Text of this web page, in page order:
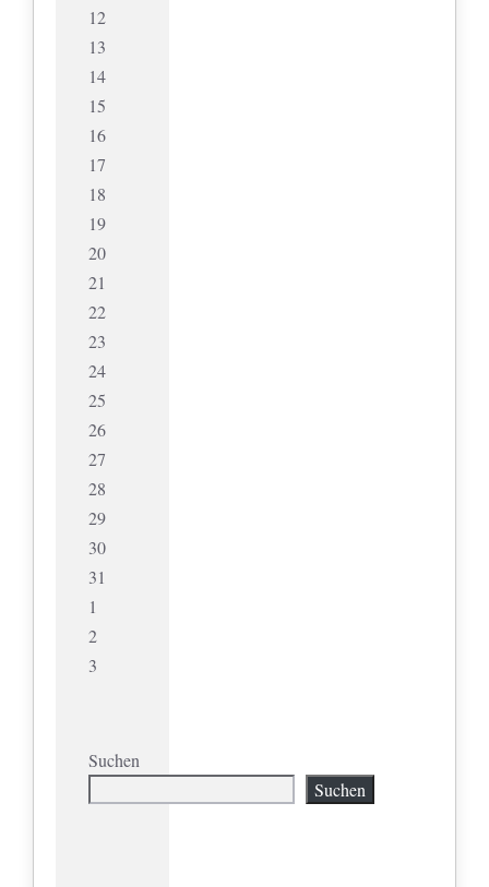
12
13
14
15
16
17
18
19
20
21
22
23
24
25
26
27
28
29
30
31
1
2
3
Suchen
Suchen